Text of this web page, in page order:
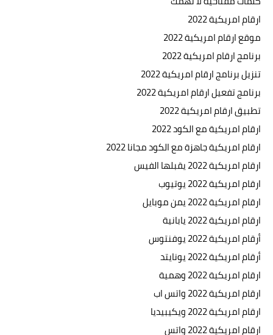
ارقام امريكية 2022
موقع ارقام امريكية 2022
برنامج ارقام امريكية 2022
تنزيل برنامج ارقام امريكية 2022
برنامج تفعيل ارقام امريكية 2022
تطبيق ارقام امريكية 2022
ارقام امريكية مع الكود 2022
ارقام امريكية جاهزة مع الكود مجانا 2022
ارقام امريكية 2022 يقبلها الفيس
ارقام امريكية 2022 يوتيوب
ارقام امريكية 2022 يمن موبايل
ارقام امريكية 2022 يابانية
أرقام امريكية 2022 يوفنتوس
أرقام امريكية 2022 يونايتد
ارقام امريكية 2022 وهمية
ارقام امريكية 2022 واتس اب
ارقام امريكية 2022 ويكيبيديا
ارقام امريكية 2022 واتس